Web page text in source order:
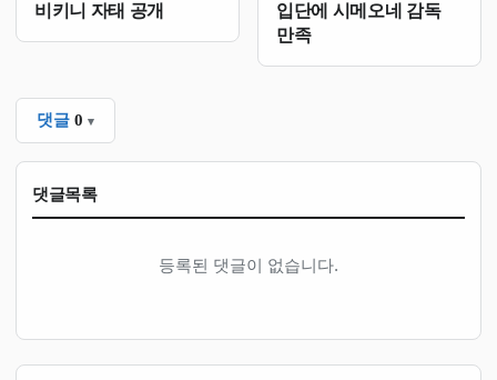
비키니 자태 공개
입단에 시메오네 감독
만족
댓글 0
댓글목록
등록된 댓글이 없습니다.